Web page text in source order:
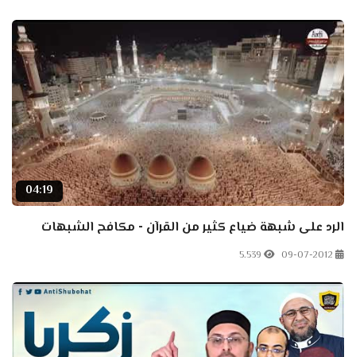
04:19
الرد على شبهة ضياع كثير من القرآن - مكافح الشبهات
09-07-2012
5.539